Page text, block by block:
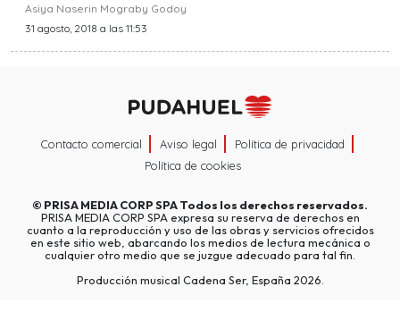
Asiya Naserin Mograby Godoy
31 agosto, 2018 a las 11:53
Contacto comercial Aviso legal
Política de privacidad
Política de cookies
© PRISA MEDIA CORP SPATodos los derechos reservados.
PRISA MEDIA CORP SPA expresa su reserva de derechos en
cuanto a la reproducción y uso de las obras y servicios ofrecidos
en este sitio web, abarcando los medios de lectura mecánica o
cualquier otro medio que se juzgue adecuado para tal fin.
Producción musical Cadena Ser, España 2026.